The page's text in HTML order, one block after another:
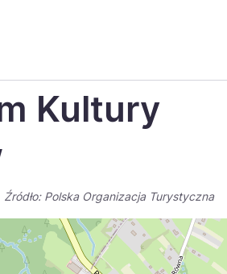
日本
Kultury
Źródło: Polska Organizacja Turystyczna